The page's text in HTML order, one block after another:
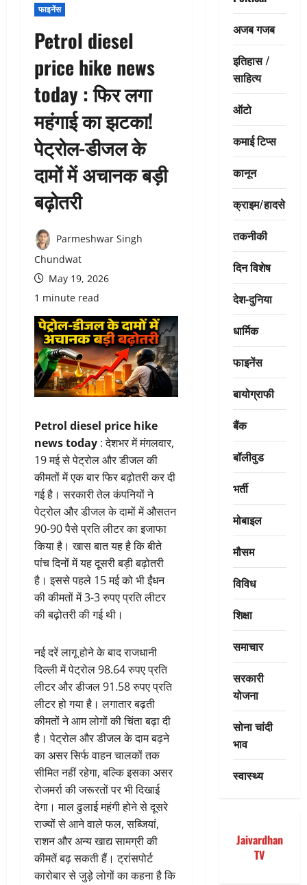
फाइनेंस
Petrol diesel
price hike news
today : फिर लगा
महंगाई का झटका!
पेट्रोल-डीजल के
दामों में अचानक बड़ी
बढ़ोतरी
Parmeshwar Singh
Chundwat
May 19, 2026
1 minute read
Petrol diesel price hike
news today : देशभर में मंगलवार,
19 मई से पेट्रोल और डीजल की
कीमतों में एक बार फिर बढ़ोतरी कर दी
गई है। सरकारी तेल कंपनियों ने
पेट्रोल और डीजल के दामों में औसतन
90-90 पैसे प्रति लीटर का इजाफा
किया है। खास बात यह है कि बीते
पांच दिनों में यह दूसरी बड़ी बढ़ोतरी
है। इससे पहले 15 मई को भी ईंधन
की कीमतों में 3-3 रुपए प्रति लीटर
की बढ़ोतरी की गई थी।
नई दरें लागू होने के बाद राजधानी
दिल्ली में पेट्रोल 98.64 रुपए प्रति
लीटर और डीजल 91.58 रुपए प्रति
लीटर हो गया है। लगातार बढ़ती
कीमतों ने आम लोगों की चिंता बढ़ा दी
है। पेट्रोल और डीजल के दाम बढ़ने
का असर सिर्फ वाहन चालकों तक
सीमित नहीं रहेगा, बल्कि इसका असर
रोजमर्रा की जरूरतों पर भी दिखाई
देगा। माल ढुलाई महंगी होने से दूसरे
राज्यों से आने वाले फल, सब्जियां,
राशन और अन्य खाद्य सामग्री की
कीमतें बढ़ सकती हैं। ट्रांसपोर्ट
कारोबार से जुड़े लोगों का कहना है कि
अजब गजब
इतिहास /
साहित्य
ऑटो
कमाई टिप्स
कानून
क्राइम/हादसे
तकनीकी
दिन विशेष
देश-दुनिया
धार्मिक
फाइनेंस
बायोग्राफी
बैंक
बॉलीवुड
भर्ती
मोबाइल
मौसम
विविध
शिक्षा
समाचार
सरकारी
योजना
सोना चांदी
भाव
स्वास्थ्य
Jaivardhan
TV